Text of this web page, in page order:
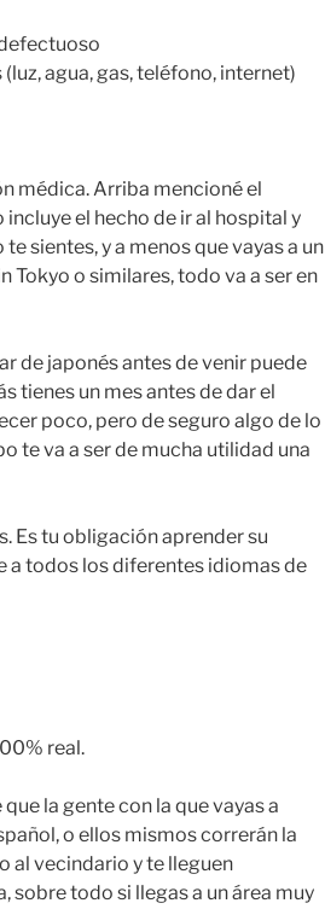
agua, gas, teléfono, internet)
médica. Arriba mencioné el
el hecho de ir al hospital y
sientes, y a menos que vayas a un
Tokyo o similares, todo va a ser en
de japonés antes de venir puede
tienes un mes antes de dar el
poco, pero de seguro algo de lo
te va a ser de mucha utilidad una
Es tu obligación aprender su
a todos los diferentes idiomas de
real.
la gente con la que vayas a
o ellos mismos correrán la
al vecindario y te lleguen
sobre todo si llegas a un área muy